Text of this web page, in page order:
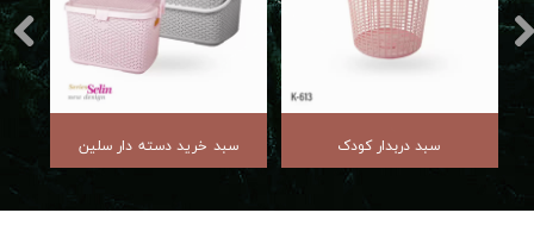
سبد خرید دسته دار سلین سبد دربدار کودک